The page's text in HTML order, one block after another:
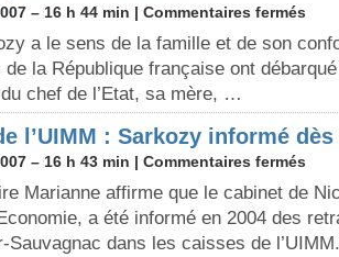
– 16 h 44 min | Commentaires fermés
a le sens de la famille et de son
la République française ont
chef de l’Etat, sa mère, …
l’UIMM : Sarkozy informé dès
– 16 h 43 min | Commentaires fermés
Marianne affirme que le cabinet de
a été informé en 2004 des
Sauvagnac dans les caisses de l’UIMM.